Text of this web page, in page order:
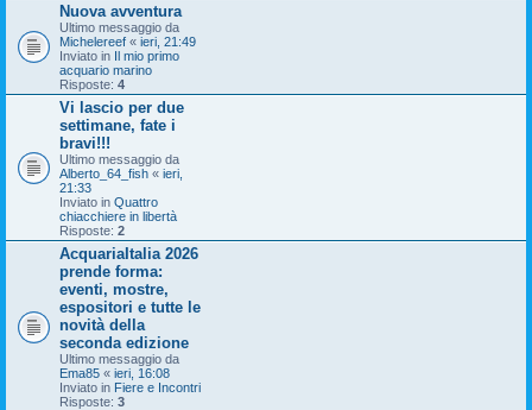
Nuova avventura
Ultimo messaggio da
Michelereef « ieri, 21:49
Inviato in Il mio primo
acquario marino
Risposte: 4
Vi lascio per due
settimane, fate i
bravi!!!
Ultimo messaggio da
Alberto_64_fish « ieri,
21:33
Inviato in Quattro
chiacchiere in libertà
Risposte: 2
AcquariaItalia 2026
prende forma:
eventi, mostre,
espositori e tutte le
novità della
seconda edizione
Ultimo messaggio da
Ema85 « ieri, 16:08
Inviato in Fiere e Incontri
Risposte: 3